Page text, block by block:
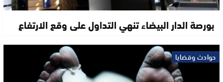
بورصة الدار البيضاء تنهي التداول على وقع الارتفاع
حوادث وقضايا